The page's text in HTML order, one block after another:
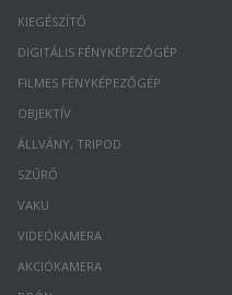
KIEGÉSZÍTŐ
DIGITÁLIS FÉNYKÉPEZŐGÉP
FILMES FÉNYKÉPEZŐGÉP
OBJEKTÍV
ÁLLVÁNY, TRIPOD
SZŰRŐ
VAKU
VIDEÓKAMERA
AKCIÓKAMERA